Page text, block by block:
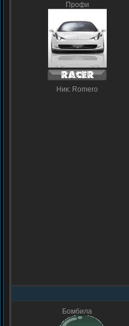
Профи
Ник: Romero
Бомбила